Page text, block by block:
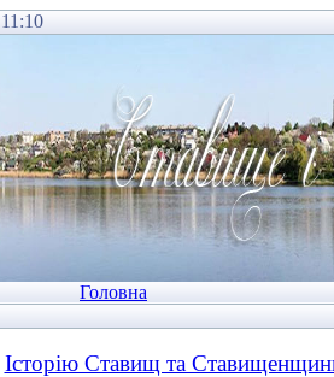
Головна
Історію Ставищ та